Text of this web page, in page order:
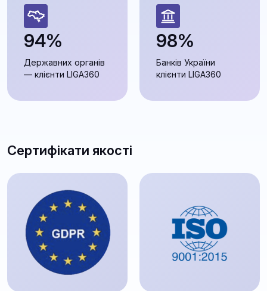
94%
Державних органів
— клієнти LIGA360
98%
Банків України
клієнти LIGA360
Сертифікати якості